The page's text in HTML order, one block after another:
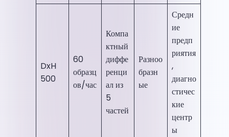
DxH
500
60
образц
ов/час
Компа
ктный
диффе
ренци
ал из
5
частей
Разноо
бразн
ые
Средн
ие
предп
риятия
,
диагно
стичес
кие
центр
ы